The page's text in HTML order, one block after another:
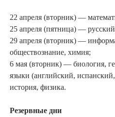
22 апреля (вторник) —
25 апреля (пятница) —
29 апреля (вторник) —
обществознание, химия;
6 мая (вторник) — биология,
языки (английский,
история, физика.
Резервные дни